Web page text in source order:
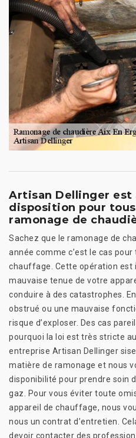
Artisan Dellinger
disposition pour
ramonage de
Sachez que le ramonage de
année comme c’est le cas
chauffage. Cette opération est
mauvaise tenue de votre
conduire à des catastrophes.
obstrué ou une mauvaise
risque d’exploser. Des cas
pourquoi la loi est très stricte
entreprise Artisan Dellinger
matière de ramonage et nous
disponibilité pour prendre soin
gaz. Pour vous éviter toute
appareil de chauffage, nous
nous un contrat d’entretien.
devoir contacter des